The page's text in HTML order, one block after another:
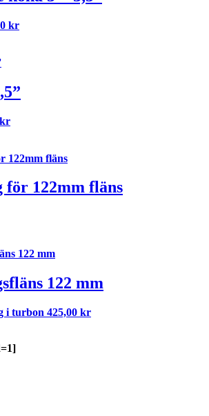
kr
kr
122mm fläns
122 mm
i turbon 425,00 kr